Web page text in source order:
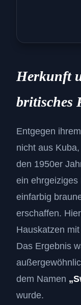
Herkunft
britisches
Entgegen
nicht aus
den 1950er
ein
einfarbig
erschaffen.
Hauskatzen
Das Ergebnis
dem Namen
wurde.